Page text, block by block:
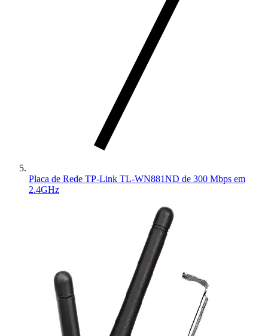
Placa de Rede TP-Link TL-WN881ND de 300 Mbps em
2.4GHz